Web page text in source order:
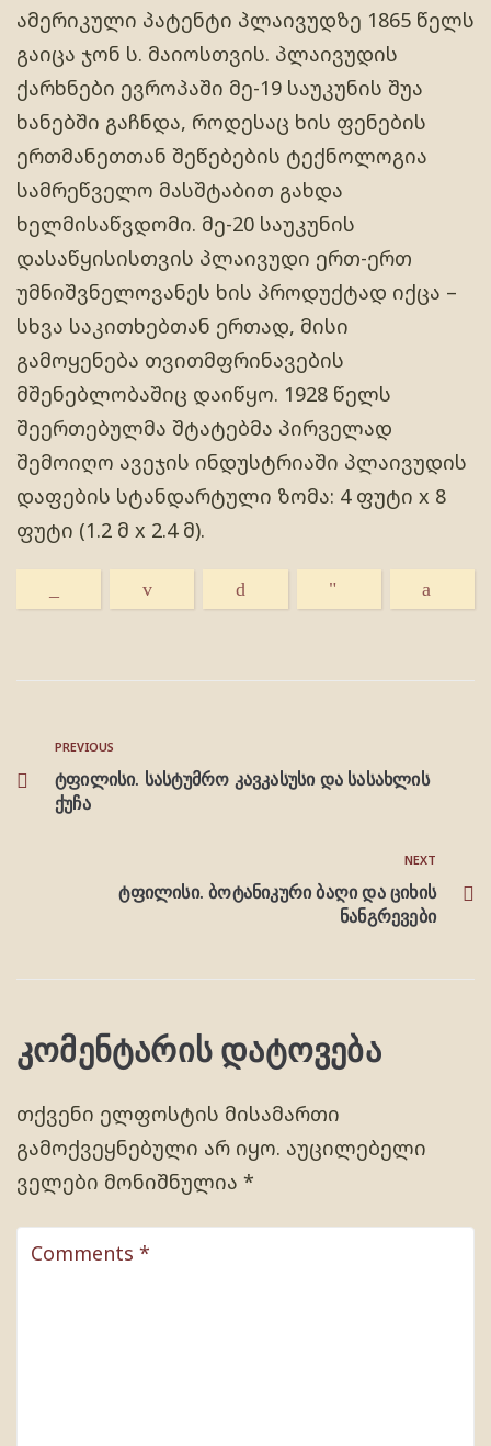
ამერიკული პატენტი პლაივუდზე 1865 წელს
გაიცა ჯონ ს. მაიოსთვის. პლაივუდის
ქარხნები ევროპაში მე-19 საუკუნის შუა
ხანებში გაჩნდა, როდესაც ხის ფენების
ერთმანეთთან შეწებების ტექნოლოგია
სამრეწველო მასშტაბით გახდა
ხელმისაწვდომი. მე-20 საუკუნის
დასაწყისისთვის პლაივუდი ერთ-ერთ
უმნიშვნელოვანეს ხის პროდუქტად იქცა –
სხვა საკითხებთან ერთად, მისი
გამოყენება თვითმფრინავების
მშენებლობაშიც დაიწყო. 1928 წელს
შეერთებულმა შტატებმა პირველად
შემოიღო ავეჯის ინდუსტრიაში პლაივუდის
დაფების სტანდარტული ზომა: 4 ფუტი x 8
ფუტი (1.2 მ x 2.4 მ).
PREVIOUS
ტფილისი. სასტუმრო კავკასუსი და სასახლის
ქუჩა
NEXT
ტფილისი. ბოტანიკური ბაღი და ციხის
ნანგრევები
კომენტარის დატოვება
თქვენი ელფოსტის მისამართი
გამოქვეყნებული არ იყო. აუცილებელი
ველები მონიშნულია *